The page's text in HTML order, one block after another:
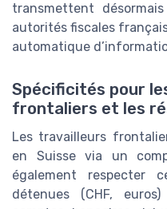
transmettent
autorités fiscales
automatique
Spécificités pour
frontaliers et les
Les travailleurs
en Suisse via un
également respecter
détenues (CHF,